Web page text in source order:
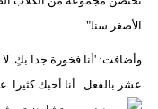
وأضافت: 'أنا فخورة جدا
عشر بالفعل.. أنا أحبك كثيرا
الأصغر سنا".